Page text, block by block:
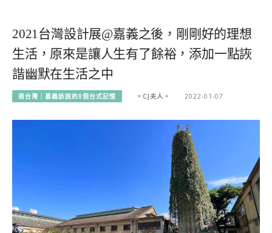
2021台灣設計展@嘉義之後，剛剛好的理想
生活，原來是讓人生有了餘裕，添加一點詼
諧幽默在生活之中
南台灣｜嘉義訴說的8個台式記憶 。CJ夫人。 2022-01-07